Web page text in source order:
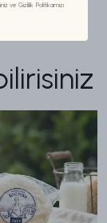
ve Gizlilik Politikamızı